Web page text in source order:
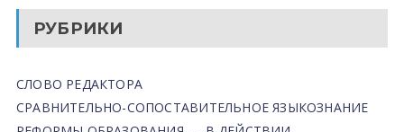
РУБРИКИ
СЛОВО РЕДАКТОРА
СРАВНИТЕЛЬНО-СОПОСТАВИТЕЛЬНОЕ ЯЗЫКОЗНАНИЕ